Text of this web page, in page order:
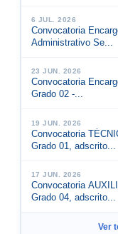
6 JUL. 2026
Convocatoria
Administrativo Se...
23 JUN. 2026
Convocatoria
Grado 02 -...
19 JUN. 2026
Convocatoria
Grado 01, adscrito...
17 JUN. 2026
Convocatoria
Grado 04, adscrito...
Ver